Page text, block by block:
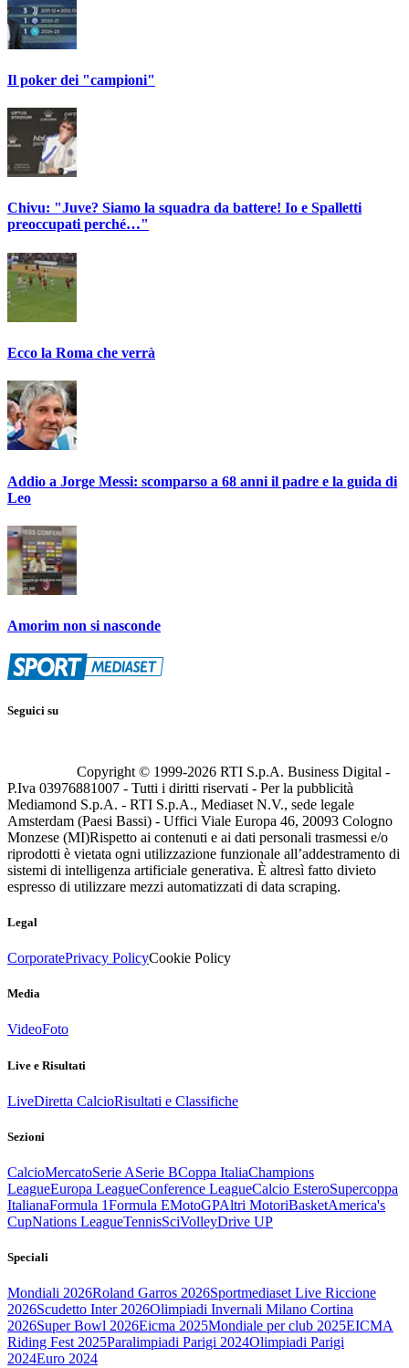
Il poker dei "campioni"
Chivu: "Juve? Siamo la squadra da battere! Io e Spalletti
preoccupati perché…"
Ecco la Roma che verrà
Addio a Jorge Messi: scomparso a 68 anni il padre e la guida di
Leo
Amorim non si nasconde
Seguici su
Copyright © 1999-2026 RTI S.p.A. Business Digital -
P.Iva 03976881007 - Tutti i diritti riservati - Per la pubblicità
Mediamond S.p.A. - RTI S.p.A., Mediaset N.V., sede legale
Amsterdam (Paesi Bassi) - Uffici Viale Europa 46, 20093 Cologno
Monzese (MI)Rispetto ai contenuti e ai dati personali trasmessi e/o
riprodotti è vietata ogni utilizzazione funzionale all’addestramento di
sistemi di intelligenza artificiale generativa. È altresì fatto divieto
espresso di utilizzare mezzi automatizzati di data scraping.
Legal
CorporatePrivacy PolicyCookie Policy
Media
VideoFoto
Live e Risultati
LiveDiretta CalcioRisultati e Classifiche
Sezioni
CalcioMercatoSerie ASerie BCoppa ItaliaChampions
LeagueEuropa LeagueConference LeagueCalcio EsteroSupercoppa
ItalianaFormula 1Formula EMotoGPAltri MotoriBasketAmerica's
CupNations LeagueTennisSciVolleyDrive UP
Speciali
Mondiali 2026Roland Garros 2026Sportmediaset Live Riccione
2026Scudetto Inter 2026Olimpiadi Invernali Milano Cortina
2026Super Bowl 2026Eicma 2025Mondiale per club 2025EICMA
Riding Fest 2025Paralimpiadi Parigi 2024Olimpiadi Parigi
2024Euro 2024